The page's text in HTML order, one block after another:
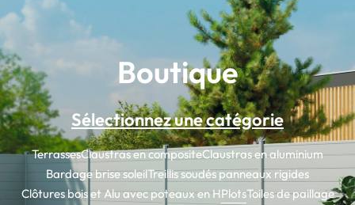
Boutique
Sélectionnez une catégorie
TerrassesClaustras en compositeClaustras en aluminium
Bardage brise soleilTreillis soudés panneaux rigides
Clôtures bois et Alu avec poteaux en HPlotsToiles de paillage